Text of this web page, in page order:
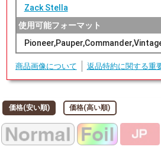
Zack Stella
使用可能フォーマット
商品画像について 返品特約に関する重
価格(安い順) 価格(高い順)